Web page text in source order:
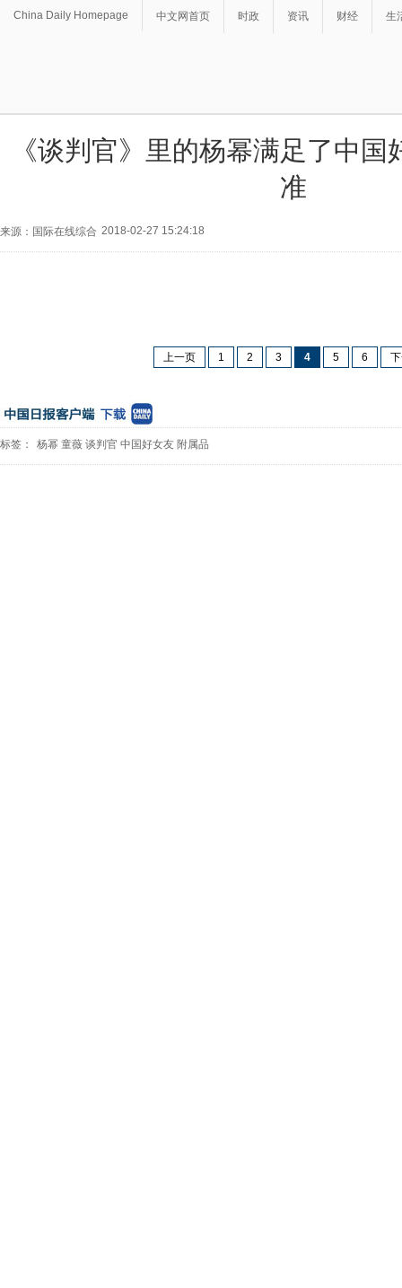
China Daily Homepage 中文网首页 时政 资讯 财经 生
《谈判官》里的杨幂满足了中国
准
来源：国际在线综合 2018-02-27 15:24:18
上一页 1 2 3 4 5 6
标签： 杨幂 童薇 谈判官 中国好女友 附属品